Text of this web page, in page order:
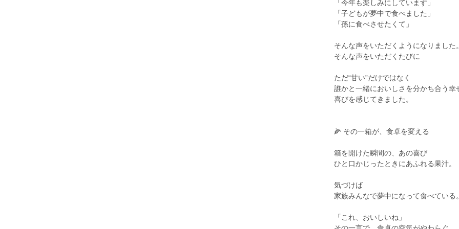
「今年も楽しみにしています」
「子どもが夢中で食べました」
「孫に食べさせたくて」
そんな声をいただくようになりました。
そんな声をいただくたびに
ただ“甘い”だけではなく
誰かと一緒においしさを分かち合う幸
喜びを感じてきました。
🌽 その一箱が、食卓を変える
箱を開けた瞬間の、あの喜び
ひと口かじったときにあふれる果汁。
気づけば
家族みんなで夢中になって食べている。
「これ、おいしいね」